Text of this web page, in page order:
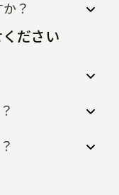
？
ださい